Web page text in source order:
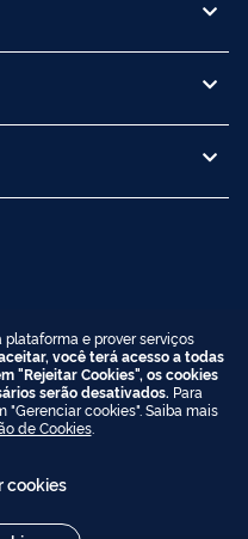
plataforma e prover serviços
você terá acesso a todas
"Rejeitar Cookies", os cookies
serão desativados. Para
"Gerenciar cookies". Saiba mais
de Cookies.
cookies